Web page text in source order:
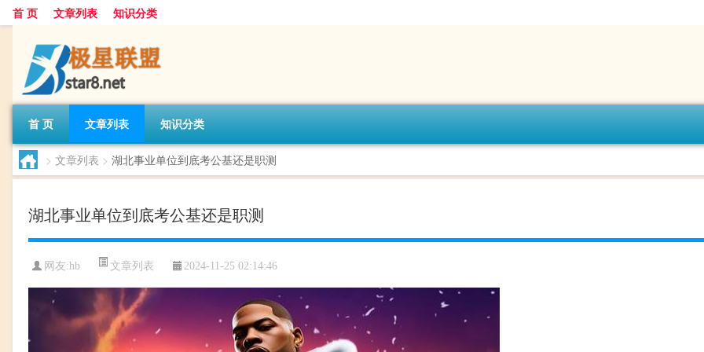
首 页 文章列表 知识分类
首 页 文章列表 知识分类
> 文章列表 > 湖北事业单位到底考公基还是职测
湖北事业单位到底考公基还是职测
网友:hb 文章列表 2024-11-25 02:14:46